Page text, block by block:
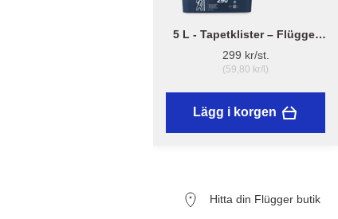
5 L - Tapetklister – Flügger
Adhesive 290
299 kr/st.
(59,80 kr/l)
Lägg i korgen
Hitta din Flügger butik